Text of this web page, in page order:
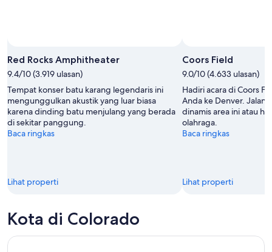
Red Rocks Amphitheater
9.4/10 (3.919 ulasan)
Tempat konser batu karang legendaris ini
mengunggulkan akustik yang luar biasa
karena dinding batu menjulang yang berada
di sekitar panggung.
Baca ringkas
Lihat properti
Coors Field
9.0/10 (4.633 ulasan)
Hadiri acara di Coors
Anda ke Denver.
dinamis area ini atau
olahraga.
Baca ringkas
Lihat properti
Kota di Colorado